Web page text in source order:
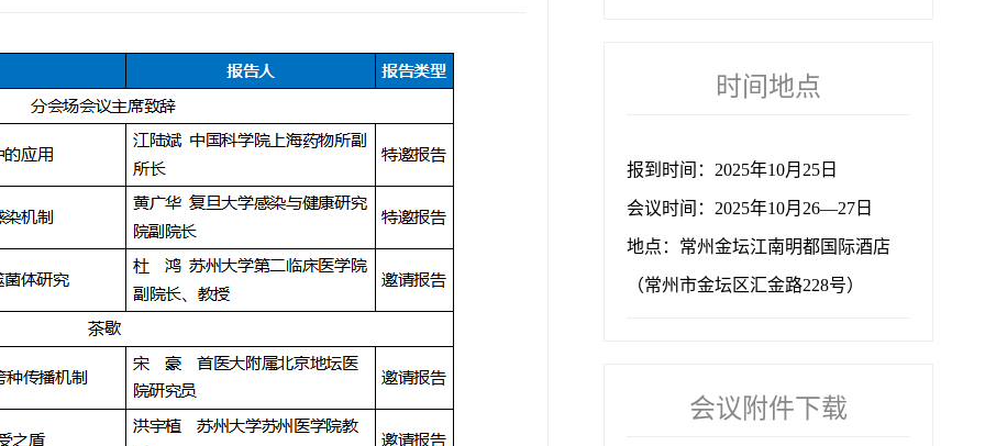
时间地点
报到时间：2025年10月25日
会议时间：2025年10月26—27日
地点：常州金坛江南明都国际酒店
（常州市金坛区汇金路228号）
会议附件下载